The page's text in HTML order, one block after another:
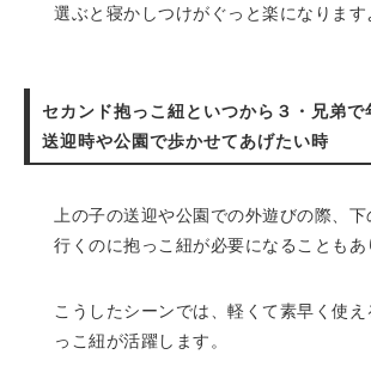
選ぶと寝かしつけがぐっと楽になります
セカンド抱っこ紐といつから３・兄弟で
送迎時や公園で歩かせてあげたい時
上の子の送迎や公園での外遊びの際、
行くのに抱っこ紐が必要になることもあ
こうしたシーンでは、軽くて素早く使
っこ紐が活躍します。